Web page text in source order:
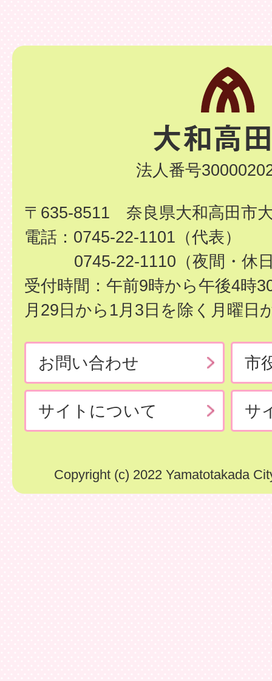
法人番号
〒635-8511 奈良県大和高田市
電話：0745-22-1101（代表）
0745-22-1110（夜間・休
受付時間：午前9時から午後4時
月29日から1月3日を除く月曜日
お問い合わせ 市
サイトについて サ
Copyright (c) 2022 Yamatotakada